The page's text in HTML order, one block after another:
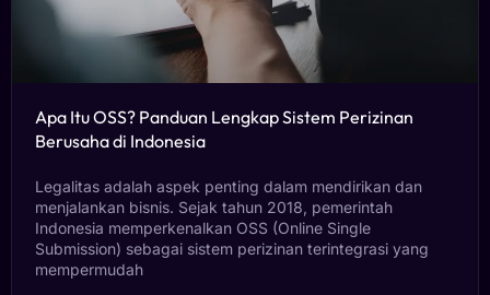
Apa Itu OSS? Panduan Lengkap Sistem Perizinan
Berusaha di Indonesia
Legalitas adalah aspek penting dalam mendirikan dan
menjalankan bisnis. Sejak tahun 2018, pemerintah
Indonesia memperkenalkan OSS (Online Single
Submission) sebagai sistem perizinan terintegrasi yang
mempermudah